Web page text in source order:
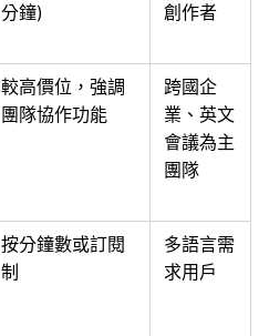
分鐘)
創作者
較高價位，強調
團隊協作功能
跨國企
業、英文
會議為主
團隊
按分鐘數或訂閱
制
多語言需
求用戶